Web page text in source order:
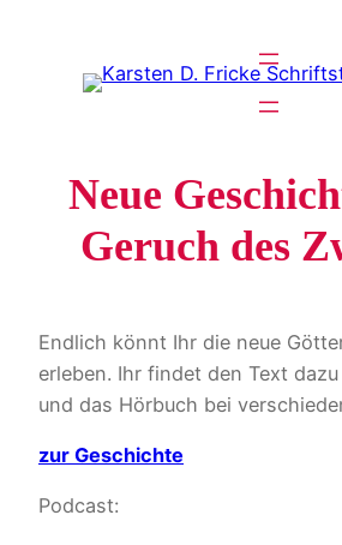
springen
Neue
Geruch des
Endlich könnt Ihr die neue
erleben. Ihr findet den Text
und das Hörbuch bei
zur Geschichte
Podcast: